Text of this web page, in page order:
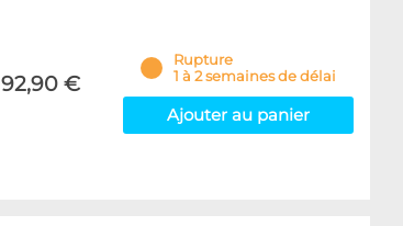
92,90 €
Rupture
1 à 2 semaines de délai
Ajouter au panier